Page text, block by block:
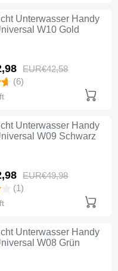
Unterwasser Handy
W10 Gold
98 EUR€42,58
(6)
Unterwasser Handy
W09 Schwarz
98 EUR€49,98
(1)
Unterwasser Handy
W08 Grün